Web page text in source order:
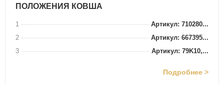
ПОЛОЖЕНИЯ КОВША
1
Артикул: 710280...
2
Артикул: 667395...
3
Артикул: 79K10,...
Подробнее >